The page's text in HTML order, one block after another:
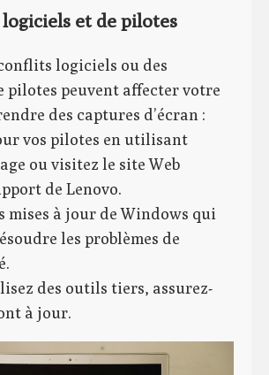
et de pilotes
logiciels ou des
pilotes peuvent affecter votre
des captures d’écran :
vos pilotes en utilisant
ou visitez le site Web
de Lenovo.
mises à jour de Windows qui
les problèmes de
des outils tiers, assurez-
à jour.